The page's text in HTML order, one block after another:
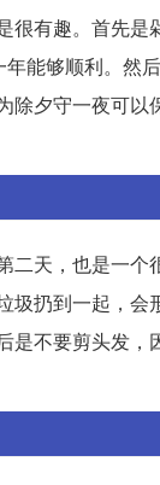
很有趣。首先是
能够顺利。然
除夕守一夜可以
二天，也是一个
扔到一起，会
是不要剪头发，